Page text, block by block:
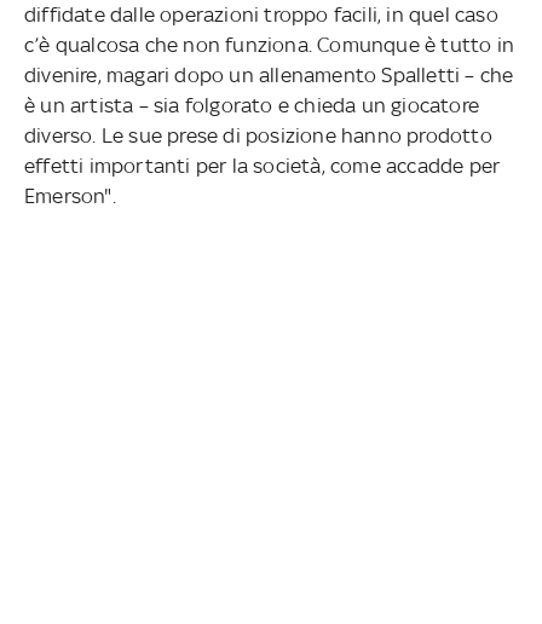
diffidate dalle operazioni troppo facili, in quel caso
c’è qualcosa che non funziona. Comunque è tutto in
divenire, magari dopo un allenamento Spalletti – che
è un artista – sia folgorato e chieda un giocatore
diverso. Le sue prese di posizione hanno prodotto
effetti importanti per la società, come accadde per
Emerson".